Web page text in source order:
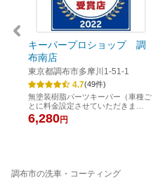
キーパープロショップ 調
布南店
東京都調布市多摩川1-51-1
4.7(49件)
無塗装樹脂パーツキーパー（車種ご
とに料金設定させていただきま
す。）
6,280円
調布市の洗車・コーティング